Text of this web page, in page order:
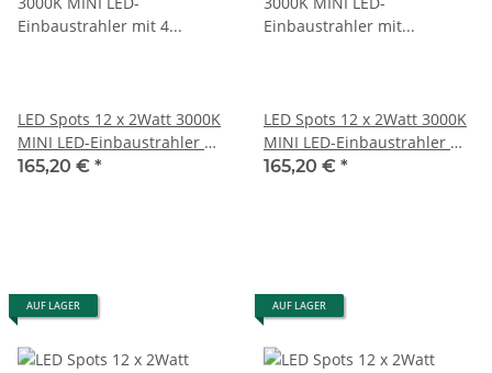
LED Spots 12 x 2Watt 3000K
MINI LED-Einbaustrahler mit
4 Zone Wifi Controller
165,20 € *
LED Spots 12 x 2Watt 3000K
MINI LED-Einbaustrahler mit
Wifi Controller Dimmbar
165,20 € *
AUF LAGER AUF LAGER